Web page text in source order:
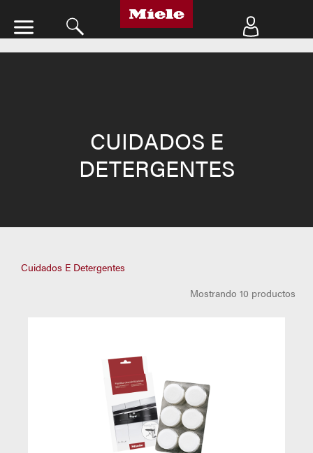
CUIDADOS E
DETERGENTES
Cuidados E Detergentes
Mostrando 10 productos